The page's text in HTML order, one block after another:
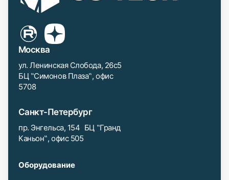
Москва
ул. Ленинская Слобода, 26с5
БЦ ‟Симонов Плаза‟, офис
5708
Санкт-Петербург
пр. Энгельса, 154 БЦ ‟Гранд
Каньон‟, офис 505
Оборудование